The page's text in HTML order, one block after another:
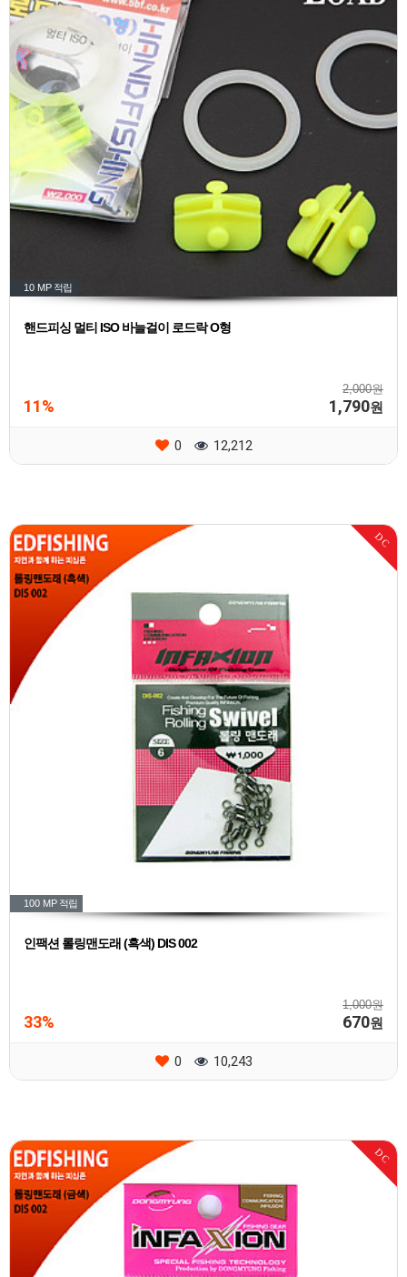
10 MP 적립
핸드피싱 멀티 ISO 바늘걸이 로드락 O형
2,000원
11% 1,790원
0 12,212
DC
100 MP 적립
인팩션 롤링맨도래 (흑색) DIS 002
1,000원
33% 670원
0 10,243
DC